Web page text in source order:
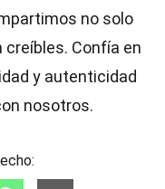
no solo
Confía en
y autenticidad
nosotros.